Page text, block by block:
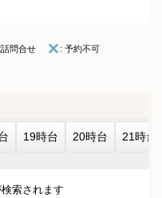
問合せ : 予約不可
19時台 20時台 21時台
索されます